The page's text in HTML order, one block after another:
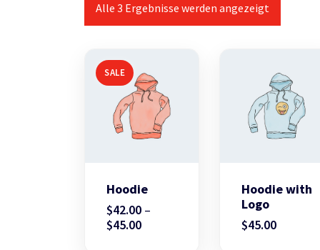
Alle 3 Ergebnisse werden angezeigt
SALE
Hoodie
$42.00 –
$45.00Price
Hoodie with
Logo
$45.00